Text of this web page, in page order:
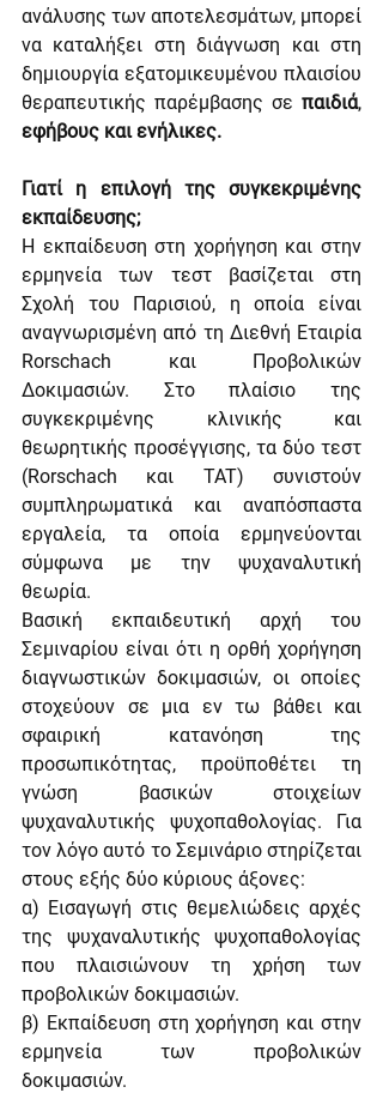
ανάλυσης των αποτελεσμάτων, μπορεί
να καταλήξει στη διάγνωση και στη
δημιουργία εξατομικευμένου πλαισίου
θεραπευτικής παρέμβασης σε παιδιά
εφήβους και ενήλικες.
Γιατί η επιλογή της συγκεκριμένης
εκπαίδευσης;
Η εκπαίδευση στη χορήγηση και στην
ερμηνεία των τεστ βασίζεται στη
Σχολή του Παρισιού, η οποία είναι
αναγνωρισμένη από τη Διεθνή Εταιρία
Rorschach και Προβολικών
Δοκιμασιών. Στο πλαίσιο της
συγκεκριμένης κλινικής και
θεωρητικής προσέγγισης, τα δύο τεστ
(Rorschach και TAT) συνιστούν
συμπληρωματικά και αναπόσπαστα
εργαλεία, τα οποία ερμηνεύονται
σύμφωνα με την ψυχαναλυτική
θεωρία.
Βασική εκπαιδευτική αρχή του
Σεμιναρίου είναι ότι η ορθή χορήγηση
διαγνωστικών δοκιμασιών, οι οποίες
στοχεύουν σε μια εν τω βάθει και
σφαιρική κατανόηση της
προσωπικότητας, προϋποθέτει τη
γνώση βασικών στοιχείων
ψυχαναλυτικής ψυχοπαθολογίας. Για
τον λόγο αυτό το Σεμινάριο στηρίζεται
στους εξής δύο κύριους άξονες:
α) Εισαγωγή στις θεμελιώδεις αρχές
της ψυχαναλυτικής ψυχοπαθολογίας
που πλαισιώνουν τη χρήση των
προβολικών δοκιμασιών.
β) Εκπαίδευση στη χορήγηση και στην
ερμηνεία των προβολικών
δοκιμασιών.